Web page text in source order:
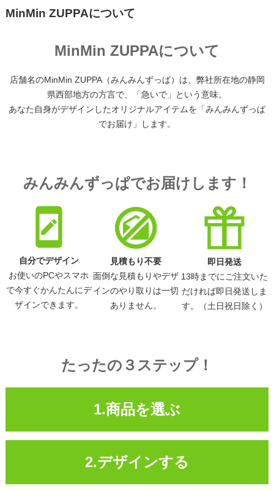
MinMin ZUPPAについて
MinMin ZUPPAについて
店舗名のMinMin ZUPPA（みんみんずっぱ）は、弊社所在地の静岡
県西部地方の方言で、「急いで」という意味。
あなた自身がデザインしたオリジナルアイテムを「みんみんずっぱ
でお届け」します。
みんみんずっぱでお届けします！
自分でデザイン
お使いのPCやスマホ
で今すぐかんたんにデ
ザインできます。
見積もり不要
面倒な見積もりやデザ
インのやり取りは一切
ありません。
即日発送
13時までにご注文いた
だければ即日発送しま
す。（土日祝日除く）
たったの３ステップ！
1.商品を選ぶ
2.デザインする